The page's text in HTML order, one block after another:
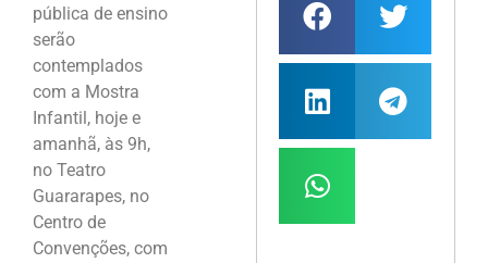
pública de ensino
serão
contemplados
com a Mostra
Infantil, hoje e
amanhã, às 9h,
no Teatro
Guararapes, no
Centro de
Convenções, com